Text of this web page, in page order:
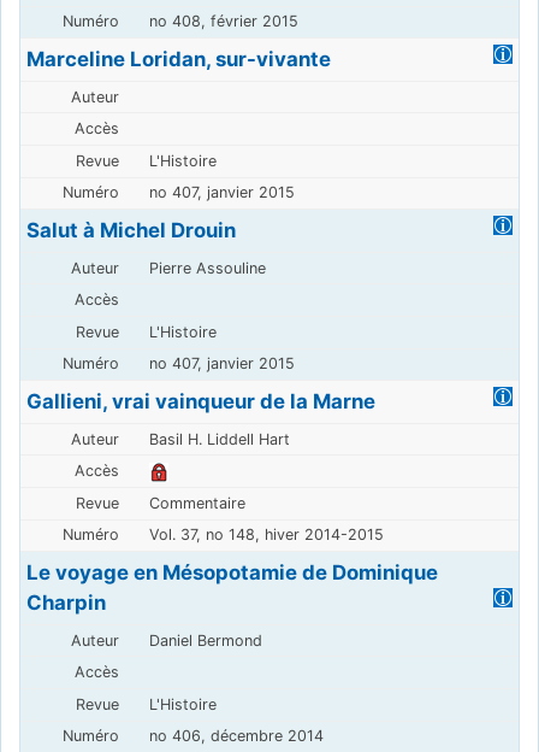
no 408, février 2015
Marceline Loridan, sur-vivante
L'Histoire
no 407, janvier 2015
Salut à Michel Drouin
Pierre Assouline
L'Histoire
no 407, janvier 2015
Gallieni, vrai vainqueur de la Marne
Basil H. Liddell Hart
Commentaire
Vol. 37, no 148, hiver 2014-2015
Le voyage en Mésopotamie de Dominique
Charpin
Daniel Bermond
L'Histoire
no 406, décembre 2014